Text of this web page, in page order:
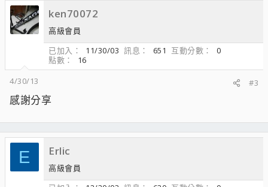
ken70072
高級會員
已加入
11/30/03 訊息 651 互動分數
0
點數
16
4/30/13
#3
感謝分享
E Erlic
高級會員